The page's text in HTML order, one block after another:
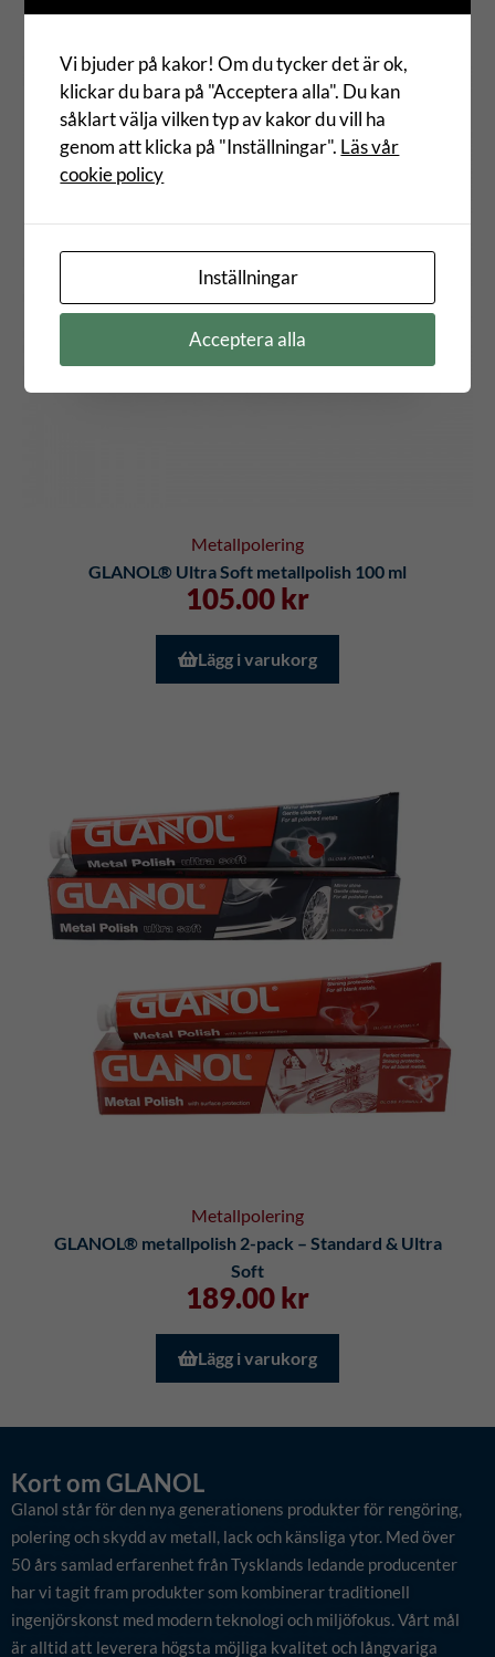
Metallpolering
GLANOL® Ultra Soft metallpolish 100 ml
105.00kr
Lägg i varukorg
Metallpolering
GLANOL® metallpolish 2-pack – Standard & Ultra
Soft
189.00kr
Lägg i varukorg
Kort om GLANOL
Glanol står för den nya generationens produkter för rengöring,
polering och skydd av metall, lack och känsliga ytor. Med över
50 års samlad erfarenhet från Tysklands ledande producenter
har vi tagit fram produkter som kombinerar traditionell
ingenjörskonst med modern teknologi och miljöfokus. Vårt mål
är alltid att leverera högsta möjliga kvalitet och långvariga
Vi bjuder på kakor! Om du tycker det är ok,
klickar du bara på "Acceptera alla". Du kan
såklart välja vilken typ av kakor du vill ha
genom att klicka på "Inställningar". Läs vår
cookie policy
Inställningar
Acceptera alla